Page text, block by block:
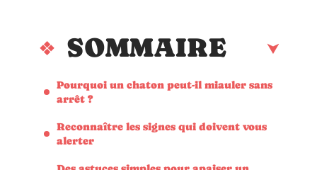
SOMMAIRE
Pourquoi un chaton peut-il miauler sans
arrêt ?
Reconnaître les signes qui doivent vous
alerter